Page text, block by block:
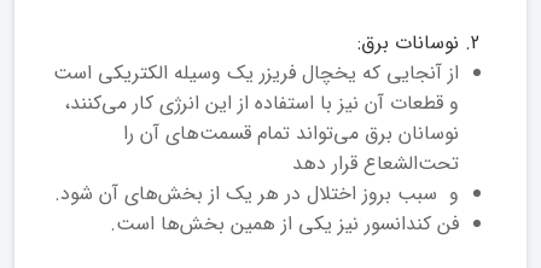
نوسانات برق:
از آنجایی که یخچال فریزر یک وسیله الکتریکی است
و قطعات آن نیز با استفاده از این انرژی کار می‌کنند،
نوسانان برق می‌تواند تمام قسمت‌های آن را
تحت‌الشعاع قرار دهد
و سبب بروز اختلال در هر یک از بخش‌های آن شود.
فن کندانسور نیز یکی از همین بخش‌ها است.